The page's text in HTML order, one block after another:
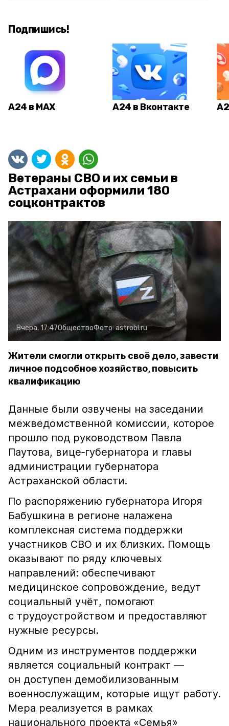
Подпишись!
А24 в MAX А24 в Вконтакте
Ветераны СВО и их семьи в
Астрахани оформили 180
соцконтрактов
Вчера, 17:47ОбществоФото:astrobl.ru
Жители смогли открыть своё дело, завести
личное подсобное хозяйство, повысить
квалификацию
Данные были озвучены на заседании
межведомственной комиссии, которое
прошло под руководством Павла
Паутова, вице‑губернатора и главы
администрации губернатора
Астраханской области.
По распоряжению губернатора Игоря
Бабушкина в регионе налажена
комплексная система поддержки
участников СВО и их близких. Помощь
оказывают по ряду ключевых
направлений: обеспечивают
медицинское сопровождение, ведут
социальный учёт, помогают
с трудоустройством и предоставляют
нужные ресурсы.
Одним из инструментов поддержки
является социальный контракт —
он доступен демобилизованным
военнослужащим, которые ищут работу.
Мера реализуется в рамках
национального проекта «Семья»